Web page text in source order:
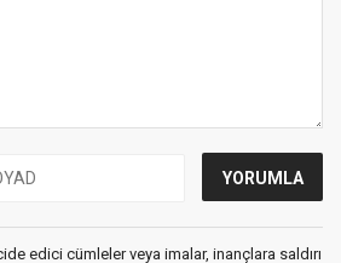
edici cümleler veya imalar, inançlara saldırı